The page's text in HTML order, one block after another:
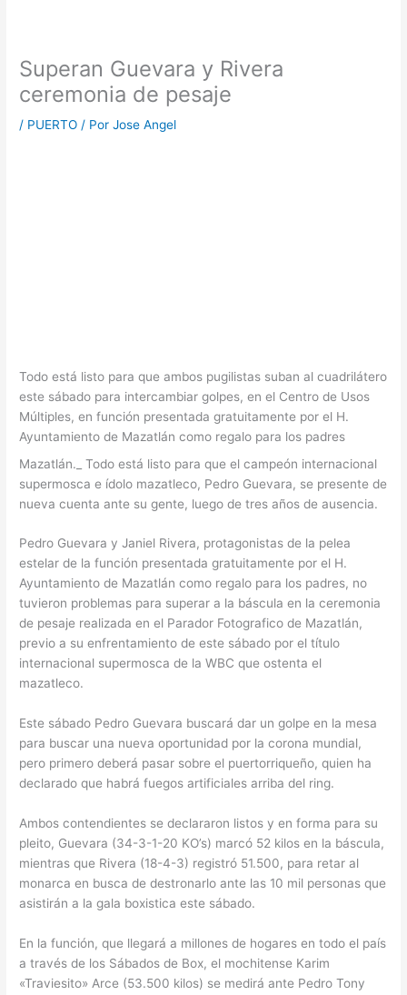
Superan Guevara y Rivera
ceremonia de pesaje
/ PUERTO / PorJose Angel
Todo está listo para que ambos pugilistas suban al cuadrilátero
este sábado para intercambiar golpes, en el Centro de Usos
Múltiples, en función presentada gratuitamente por el H.
Ayuntamiento de Mazatlán como regalo para los padres
Mazatlán._ Todo está listo para que el campeón internacional
supermosca e ídolo mazatleco, Pedro Guevara, se presente de
nueva cuenta ante su gente, luego de tres años de ausencia.
Pedro Guevara y Janiel Rivera, protagonistas de la pelea
estelar de la función presentada gratuitamente por el H.
Ayuntamiento de Mazatlán como regalo para los padres, no
tuvieron problemas para superar a la báscula en la ceremonia
de pesaje realizada en el Parador Fotografico de Mazatlán,
previo a su enfrentamiento de este sábado por el título
internacional supermosca de la WBC que ostenta el
mazatleco.
Este sábado Pedro Guevara buscará dar un golpe en la mesa
para buscar una nueva oportunidad por la corona mundial,
pero primero deberá pasar sobre el puertorriqueño, quien ha
declarado que habrá fuegos artificiales arriba del ring.
Ambos contendientes se declararon listos y en forma para su
pleito, Guevara (34-3-1-20 KO’s) marcó 52 kilos en la báscula,
mientras que Rivera (18-4-3) registró 51.500, para retar al
monarca en busca de destronarlo ante las 10 mil personas que
asistirán a la gala boxistica este sábado.
En la función, que llegará a millones de hogares en todo el país
a través de los Sábados de Box, el mochitense Karim
«Traviesito» Arce (53.500 kilos) se medirá ante Pedro Tony